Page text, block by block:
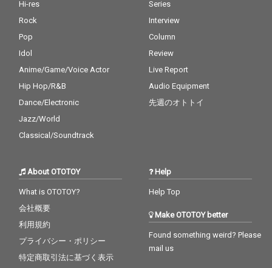
Hi-res
Rock
Pop
Idol
Anime/Game/Voice Actor
Hip Hop/R&B
Dance/Electronic
Jazz/World
Classical/Soundtrack
Series
Interview
Column
Review
Live Report
Audio Equipment
先週のオトトイ
About OTOTOY
What is OTOTOY?
会社概要
利用規約
プライバシー・ポリシー
特定商取引法に基づく表示
Help
Help Top
Make OTOTOY better
Found something weird? Please
mail us